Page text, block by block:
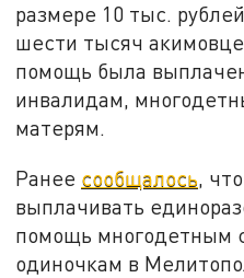
размере 10 тыс.
шести тысяч
помощь была
инвалидам,
матерям.
Ранее сообщалось,
выплачивать
помощь многодетным
одиночкам в